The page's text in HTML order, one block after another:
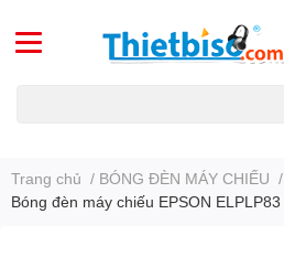
Trang chủ / BÓNG ĐÈN MÁY CHIẾU /
Bóng đèn máy chiếu EPSON ELPLP83